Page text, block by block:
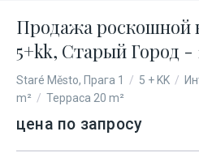
Продажа роскошной
5+kk, Старый Город -
Staré Město, Прага 1 / 5 + KK /
m² / Терраса 20 m²
цена по запросу